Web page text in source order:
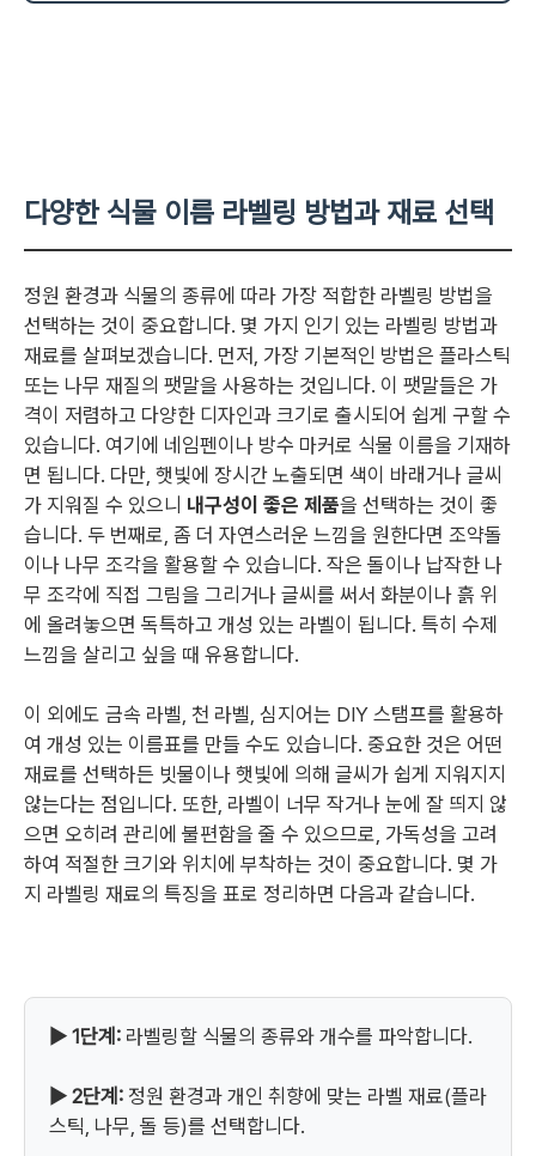
다양한 식물 이름 라벨링 방법과 재료 선택
정원 환경과 식물의 종류에 따라 가장 적합한 라벨링 방법을
선택하는 것이 중요합니다. 몇 가지 인기 있는 라벨링 방법과
재료를 살펴보겠습니다. 먼저, 가장 기본적인 방법은 플라스틱
또는 나무 재질의 팻말을 사용하는 것입니다. 이 팻말들은 가
격이 저렴하고 다양한 디자인과 크기로 출시되어 쉽게 구할 수
있습니다. 여기에 네임펜이나 방수 마커로 식물 이름을 기재하
면 됩니다. 다만, 햇빛에 장시간 노출되면 색이 바래거나 글씨
가 지워질 수 있으니 내구성이 좋은 제품을 선택하는 것이 좋
습니다. 두 번째로, 좀 더 자연스러운 느낌을 원한다면 조약돌
이나 나무 조각을 활용할 수 있습니다. 작은 돌이나 납작한 나
무 조각에 직접 그림을 그리거나 글씨를 써서 화분이나 흙 위
에 올려놓으면 독특하고 개성 있는 라벨이 됩니다. 특히 수제
느낌을 살리고 싶을 때 유용합니다.
이 외에도 금속 라벨, 천 라벨, 심지어는 DIY 스탬프를 활용하
여 개성 있는 이름표를 만들 수도 있습니다. 중요한 것은 어떤
재료를 선택하든 빗물이나 햇빛에 의해 글씨가 쉽게 지워지지
않는다는 점입니다. 또한, 라벨이 너무 작거나 눈에 잘 띄지 않
으면 오히려 관리에 불편함을 줄 수 있으므로, 가독성을 고려
하여 적절한 크기와 위치에 부착하는 것이 중요합니다. 몇 가
지 라벨링 재료의 특징을 표로 정리하면 다음과 같습니다.
▶ 1단계: 라벨링할 식물의 종류와 개수를 파악합니다.
▶ 2단계: 정원 환경과 개인 취향에 맞는 라벨 재료(플라
스틱, 나무, 돌 등)를 선택합니다.